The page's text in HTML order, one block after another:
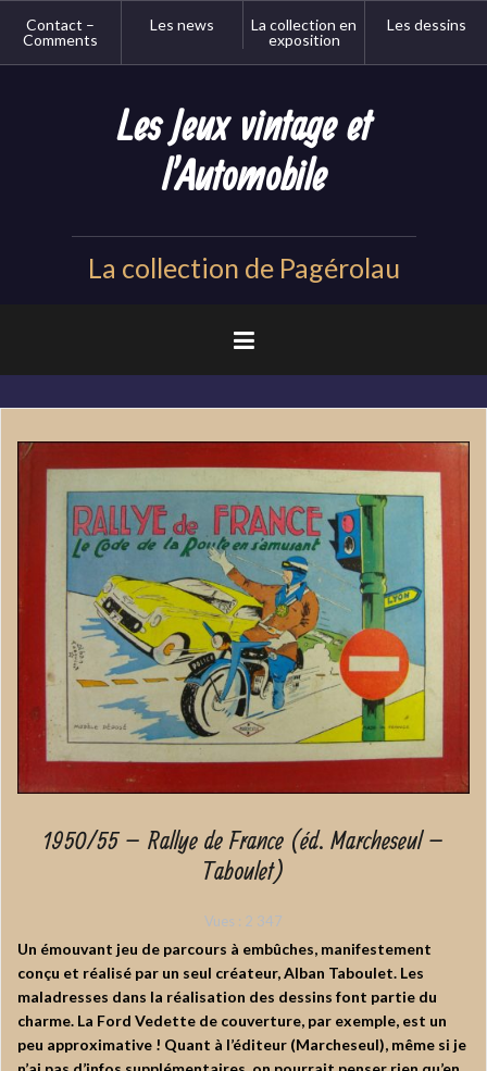
Contact –
Comments
Les news
La collection en
exposition
Les dessins
Les Jeux vintage et
l'Automobile
La collection de Pagérolau
1950/55 – Rallye de France (éd. Marcheseul –
Taboulet)
Vues : 2 347
Un émouvant jeu de parcours à embûches, manifestement
conçu et réalisé par un seul créateur, Alban Taboulet. Les
maladresses dans la réalisation des dessins font partie du
charme. La Ford Vedette de couverture, par exemple, est un
peu approximative ! Quant à l’éditeur (Marcheseul), même si je